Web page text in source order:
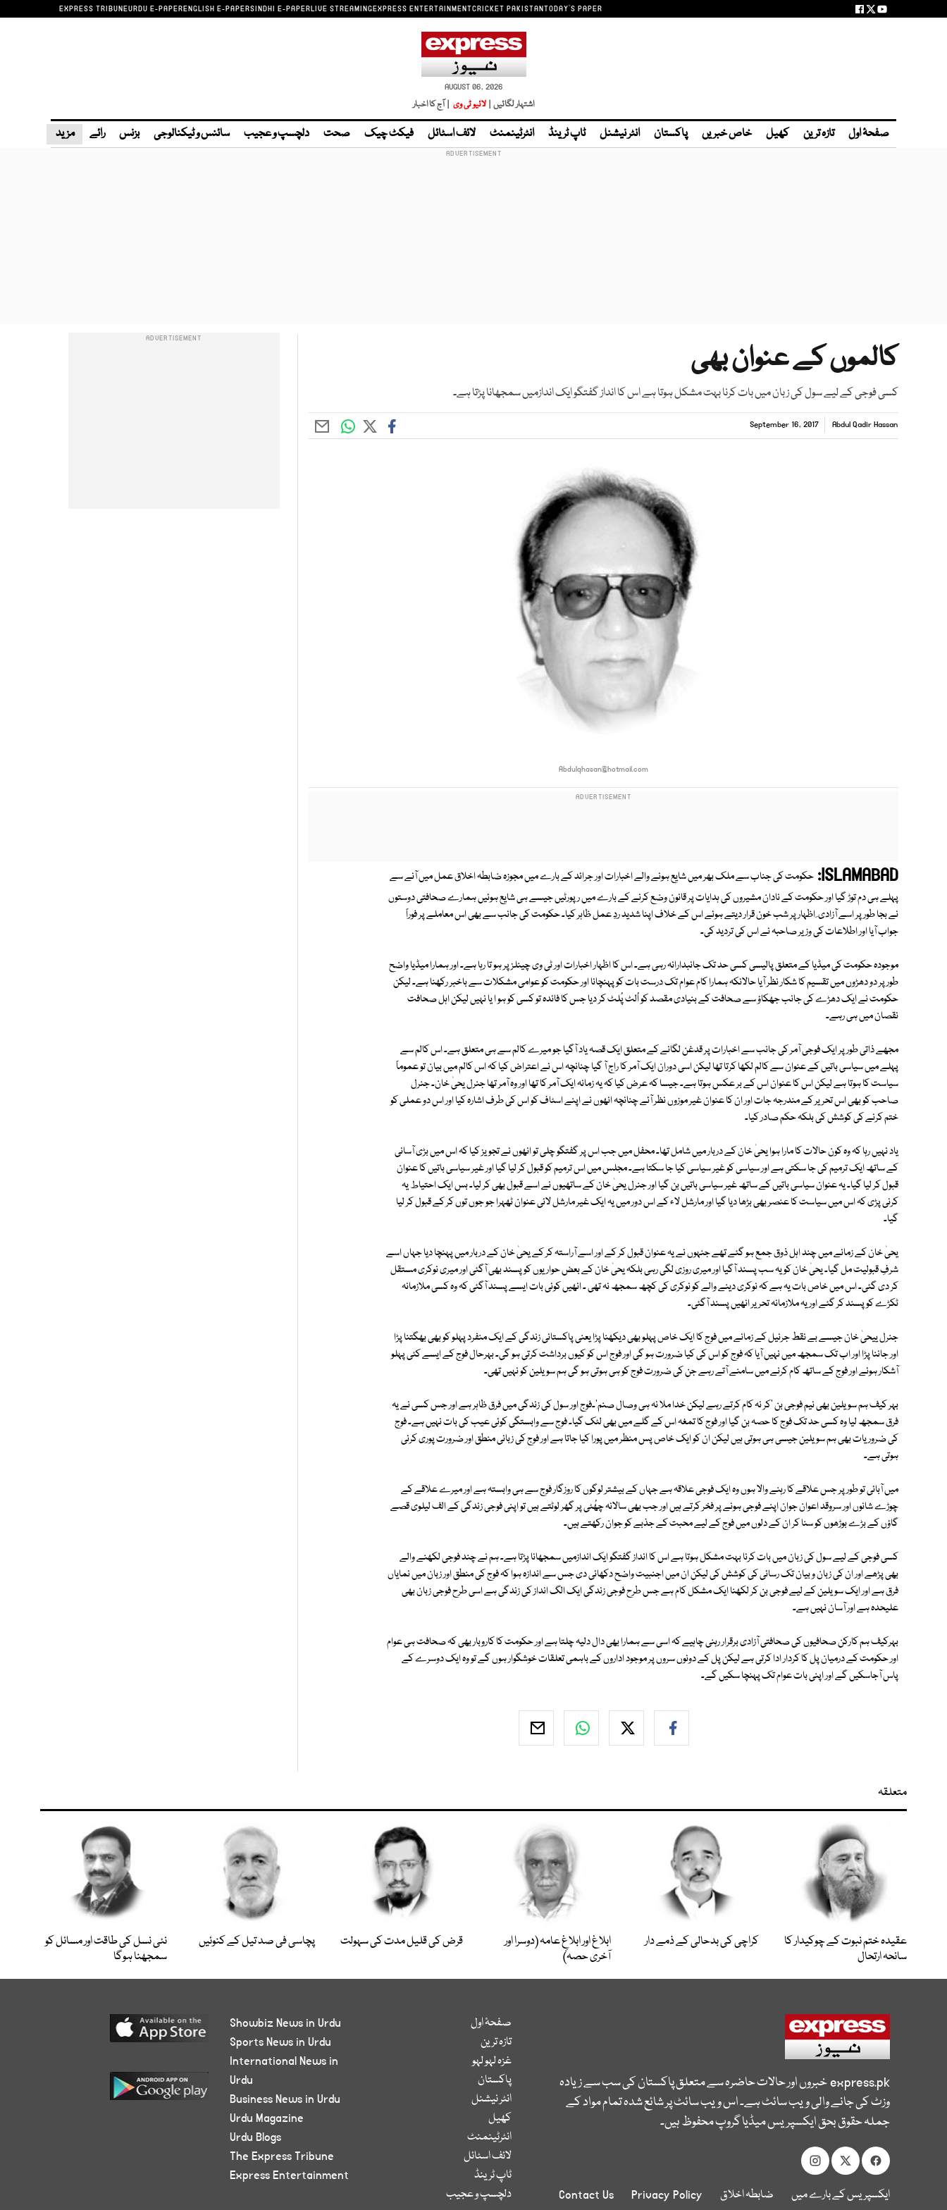
EXPRESS TRIBUNEURDU E-PAPERENGLISH E-PAPERSINDHI E-PAPERLIVE STREAMINGEXPRESS ENTERTAINMENTCRICKET PAKISTANTODAY'S PAPER
AUGUST 06, 2026
اشتہار لگائیں | لائیو ٹی وی | آج کا اخبار
صفحۂ اول تازہ ترین کھیل خاص خبریں پاکستان انٹر نیشنل ٹاپ ٹرینڈ انٹرٹینمنٹ لائف اسٹائل فیکٹ چیک صحت دلچسپ و عجیب سائنس و ٹیکنالوجی بزنس رائے مزید
کالموں کے عنوان بھی
کسی فوجی کے لیے سول کی زبان میں بات کرنا بہت مشکل ہوتا ہے اس کا انداز گفتگو ایک اندازمیں سمجھانا پڑتا ہے۔
Abdul Qadir Hassan
September 16, 2017
Abdulqhasan@hotmail.com
ISLAMABAD: حکومت کی جناب سے ملک بھر میں شایع ہونے والے اخبارات اور جرائد کے بارے میں مجوزہ ضابطہ اخلاق عمل میں آنے سے
پہلے ہی دم توڑ گیا اور حکومت کے نادان مشیروں کی ہدایات پر قانون وضع کرنے کے بارے میں رپورٹیں جیسے ہی شایع ہوئیں ہمارے صحافتی دوستوں
نے بجا طور پر اسے آزادی ِ اظہار پر شب خون قرار دیتے ہوئے اس کے خلاف اپنا شدید ردِ عمل ظاہر کیا۔ حکومت کی جانب سے بھی اس معاملے پر فوراً
جواب آیا اور اطلاعات کی وزیر صاحبہ نے اس کی تردید کی۔
موجودہ حکومت کی میڈیا کے متعلق پالیسی کسی حد تک جانبدارانہ رہی ہے۔ اس کا اظہار اخبارات اور ٹی وی چینلز پر ہو تا رہا ہے۔ اور ہمارا میڈیا واضح
طور پر دو دھڑوں میں تقسیم کا شکار نظر آیا حالانکہ ہمارا کام عوام تک درست بات کو پہنچانا اور حکومت کو عوامی مشکلات سے باخبر رکھنا ہے۔ لیکن
حکومت نے ایک دھڑے کی جانب جھکاؤ سے صحافت کے بنیادی مقصد کو اُلٹ پُلٹ کر دیا جس کا فائدہ تو کسی کو ہو ا یا نہیں لیکن اہل صحافت
نقصان میں ہی رہے۔
مجھے ذاتی طور پر ایک فوجی آمر کی جانب سے اخبارات پر قدغن لگانے کے متعلق ایک قصہ یاد آگیا جو میرے کالم سے ہی متعلق ہے۔ اس کالم سے
پہلے میں سیاسی باتیں کے عنوان سے کالم لکھا کرتا تھا لیکن اسی دوران ایک آمر کا راج آ گیا چنانچہ اس نے اعتراض کیا کہ اس کالم میں بیان تو عموماً
سیاست کا ہوتا ہے لیکن اس کا عنوان اس کے بر عکس ہوتا ہے۔ جیسا کہ عرض کیا کہ یہ زمانہ ایک آمر کا تھا اور وہ آمر تھا جنرل یحیٰ خان۔ جنرل
صاحب کو بھی اس تحریر کے مندرجہ جات اور ان کا عنوان غیر موزوں نظر آئے چنانچہ انھوں نے اپنے اسٹاف کو اس کی طرف اشارہ کیا اور اس دو عملی کو
ختم کرنے کی کوشش کی بلکہ حکم صادر کیا۔
یاد نہیں رہا کہ وہ کون حالات کا مارا ہوا یحیٰ خان کے دربار میں شامل تھا۔ محفل میں جب اس پر گفتگو چلی تو انھوں نے تجویز کیا کہ اس میں بڑی آسانی
کے ساتھ ایک ترمیم کی جا سکتی ہے اور سیاسی کو غیر سیاسی کیا جا سکتا ہے۔ مجلس میں اس ترمیم کو قبول کر لیا گیا اور غیر سیاسی باتیں کا عنوان
قبول کر لیا گیا۔ یہ عنوان سیاسی باتیں کے ساتھ غیر سیاسی باتیں بن گیا اور جنرل یحیٰ خان کے ساتھیوں نے اسے قبول بھی کر لیا۔ بس ایک احتیاط یہ
کرنی پڑی کہ اس میں سیاست کا عنصر بھی بڑھا دیا گیا اور مارشل لاء کے اس دور میں یہ ایک غیر مارشل لائی عنوان ٹھہرا جو جوں توں کر کے قبول کر لیا
گیا۔
یحیٰ خان کے زمانے میں چند اہل ذوق جمع ہو گئے تھے جنہوں نے یہ عنوان قبول کر کے اور اسے آراستہ کر کے یحیٰ خان کے دربار میں پہنچا دیا جہاں اسے
شرفِ قبولیت مل گیا۔ یحیٰ خان کو یہ سب پسند آگیا اور میری روزی لگی رہی بلکہ یحیٰ خان کے بعض حواریوں کو پسند بھی آگئی اور میری نوکری مستقل
کر دی گئی۔ اس میں خاص بات یہ ہے کہ نوکری دینے والے کو نوکری کی کچھ سمجھ نہ تھی ۔ انھیں کوئی بات ایسے پسند آگئی کہ وہ کسی ملازمانہ
ٹکڑے کو پسند کر گئے اور یہ ملازمانہ تحریر انھیں پسند آگئی۔
جنرل ییحیٰ خان جیسے بے نقط جرنیل کے زمانے میں فوج کا ایک خاص پہلو بھی دیکھنا پڑا یعنی پاکستانی زندگی کے ایک منفرد پہلو کو بھی بھگتنا پڑا
اور جاننا پڑا اور اب تک سمجھ میں نہیں آیا کہ فوج کو اس کی کیا ضرورت ہو گی اور فوج اس کو کیوں برداشت کرتی ہو گی۔ بہرحال فوج کے ایسے کئی پہلو
آشکار ہوئے اور فوج کے ساتھ کام کرنے میں سامنے آتے رہے جن کی ضرورت فوج کو ہی ہوتی ہو گی ہم سویلین کو نہیں تھی۔
بہر کیف ہم سو یلین بھی نیم فوجی بن 'کر نہ کام کرتے رہے لیکن خدا ملا نہ ہی وصال صنم'۔فوج اور سول کی زندگی میں فرق ظاہر ہے اور جس کسی نے یہ
فرق سمجھ لیا وہ کسی حد تک فوج کا حصہ بن گیا اور فوج کا تمغہ اس کے گلے میں بھی لٹک گیا۔ فوج سے وابستگی کوئی عیب کی بات نہیں ہے۔ فوج
کی ضروریات بھی ہم سویلین جیسی ہی ہوتی ہیں لیکن ان کو ایک خاص پس منظر میں پورا کیا جاتا ہے اور فوج کی زبانی منطق اور ضرورت پوری کرنی
ہوتی ہے۔
میں آبائی تو طور پر جس علاقے کا رہنے والا ہوں وہ ایک فوجی علاقہ ہے جہاں کے بیشتر لوگوں کا روزگار فوج سے ہی وابستہ ہے اور میرے علاقے کے
چوڑے شانوں اور سروقد اعوان جوان اپنے فوجی ہونے پر فخر کرتے ہیں اور جب بھی سالانہ چھُٹی پر گھر لوٹتے ہیں تو اپنی فوجی زندگی کے الف لیلوی قصے
گاؤں کے بڑے بوڑھوں کو سنا کر ان کے دلوں میں فوج کے لیے محبت کے جذبے کو جوان رکھتے ہیں۔
کسی فوجی کے لیے سول کی زبان میں بات کرنا بہت مشکل ہوتا ہے اس کا انداز گفتگو ایک اندازمیں سمجھانا پڑتا ہے۔ ہم نے چند فوجی لکھنے والے
بھی پڑھے اور ان کی زبان و بیان تک رسائی کی کوشش کی لیکن ان میں اجنبیت واضح دکھائی دی جس سے اندازہ ہوا کہ فوج کی منطق اور زبان میں نمایاں
فرق ہے اور ایک سویلین کے لیے فوجی بن کر لکھنا ایک مشکل کام ہے جس طرح فوجی زندگی ایک الگ انداز کی زندگی ہے اسی طرح فوجی زبان بھی
علیحدہ ہے اور آسان نہیں ہے۔
بہرکیف ہم کارکن صحافیوں کی صحافتی آزادی برقرار رہنی چاہیے کہ اسی سے ہمارا بھی دال دلیہ چلتا ہے اور حکومت کا کاروبار بھی کہ صحافت ہی عوام
اور حکومت کے درمیان پل کا کردار ادا کرتی ہے لیکن پل کے دونوں سروں پر موجود اداروں کے باہمی تعلقات خوشگوار ہوں گے تو وہ ایک دوسرے کے
پاس آجاسکیں گے اور اپنی بات عوام تک پہنچا سکیں گے۔
متعلقہ
عقیدہ ختم نبوت کے چوکیدار کا
سانحہ ارتحال
کراچی کی بدحالی کے ذمے دار
ابلاغ اور ابلاغِ عامہ (دوسرا اور
آخری حصہ)
قرض کی قلیل مدت کی سہولت پچاسی فی صد تیل کے کنوئیں
نئی نسل کی طاقت اور مسائل کو
سمجھنا ہوگا
express.pkخبروں اور حالات حاضرہ سے متعلق پاکستان کی سب سے زیادہ
وزٹ کی جانے والی ویب سائٹ ہے۔ اس ویب سائٹ پر شائع شدہ تمام مواد کے
جملہ حقوق بحق ایکسپریس میڈیا گروپ محفوظ ہیں۔
ایکسپریس کے بارے میں ضابطہ اخلاق Privacy Policy
Contact Us
صفحۂ اول
تازہ ترین
غزہ لہو لہو
پاکستان
انٹر نیشنل
کھیل
انٹرٹینمنٹ
لائف اسٹائل
ٹاپ ٹرینڈ
دلچسپ و عجیب
Showbiz News in Urdu
Sports News in Urdu
International News in
Urdu
Business News in Urdu
Urdu Magazine
Urdu Blogs
The Express Tribune
Express Entertainment